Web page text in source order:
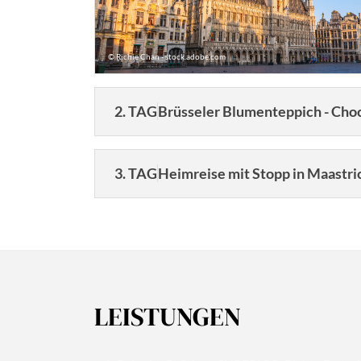
© Richie Chan - stock.adobe.com
2. TAGBrüsseler Blumenteppich -
©emperorcosar - stock.adobe.com
3. TAGHeimreise mit Stopp in
LEISTUNGEN